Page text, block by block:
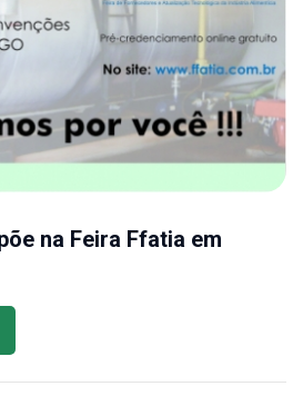
na Feira Ffatia em